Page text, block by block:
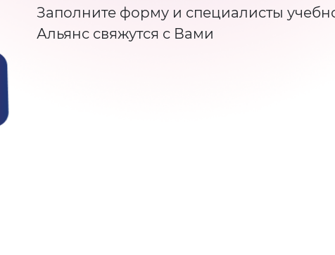
Заполните форму и специалисты
Альянс свяжутся с Вами